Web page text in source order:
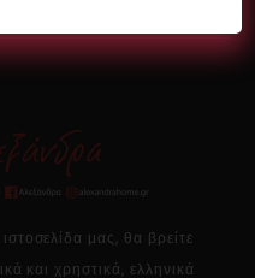
μας, θα βρείτε
και χρηστικά, ελληνικά